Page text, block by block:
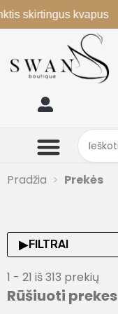
skirtingus kvapus
Pradžia Prekės
▶FILTRAI
1 - 21 iš 313 prekių
Rūšiuoti prekes